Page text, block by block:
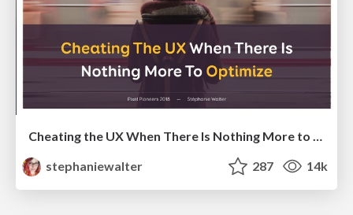
Cheating the UX When There Is Nothing More to Optimize - PixelPioneers
stephaniewalter
287 14k